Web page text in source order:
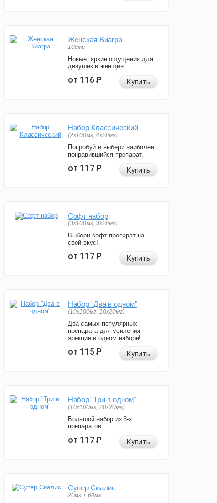
Женская Виагра
100мг
Новые, яркие ощущения для
девушек и женщин.
от 116Р Купить
Набор Классический
(2x100мг, 4x20мг)
Попробуй и выбери наиболее
понравившийся препарат.
от 117Р Купить
Софт набор
(3x100мг, 3x20мг)
Выбери софт-препарат на
свой вкус!
от 117Р Купить
Набор "Два в одном"
(10x100мг, 10x20мг)
Два самых популярных
препарата для усиления
эрекции в одном наборе!
от 115Р Купить
Набор "Три в одном"
(10x100мг, 20x20мг)
Большой набор из 3-х
препаратов.
от 117Р Купить
Супер Сиалис
20мг + 60мг